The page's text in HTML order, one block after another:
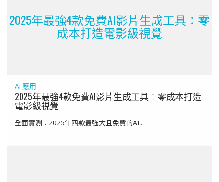
2025年最強4款免費AI影片生成工具：零
成本打造電影級視覺
Ai 應用
2025年最強4款免費AI影片生成工具：零成本打造
電影級視覺
全面實測：2025年四款最強大且免費的AI...